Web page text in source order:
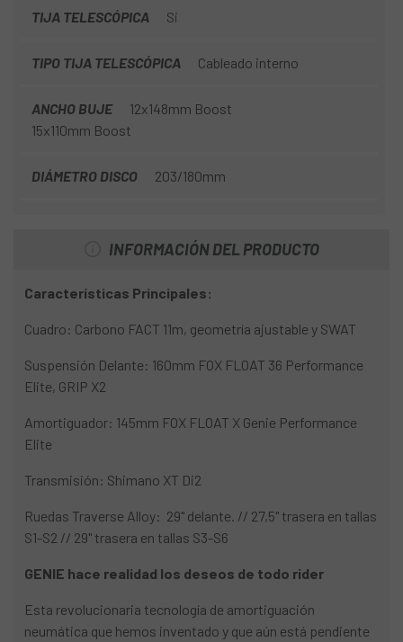
TIJA TELESCÓPICA Si
TIPO TIJA TELESCÓPICA Cableado interno
ANCHO BUJE
12x148mm Boost
15x110mm Boost
DIÁMETRO DISCO 203/180mm
INFORMACIÓN DEL PRODUCTO
Características Principales:
Cuadro: Carbono FACT 11m, geometría ajustable y SWAT
Suspensión Delante: 160mm FOX FLOAT 36 Performance
Elite, GRIP X2
Amortiguador: 145mm FOX FLOAT X Genie Performance
Elite
Transmisión: Shimano XT Di2
Ruedas Traverse Alloy: 29" delante. // 27,5" trasera en tallas
S1-S2 // 29" trasera en tallas S3-S6
GENIE hace realidad los deseos de todo rider
Esta revolucionaria tecnología de amortiguación
neumática que hemos inventado y que aún está pendiente